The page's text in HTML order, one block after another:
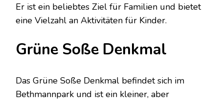
Er ist ein beliebtes Ziel für Familien und bietet
eine Vielzahl an Aktivitäten für Kinder.
Grüne Soße Denkmal
Das Grüne Soße Denkmal befindet sich im
Bethmannpark und ist ein kleiner, aber